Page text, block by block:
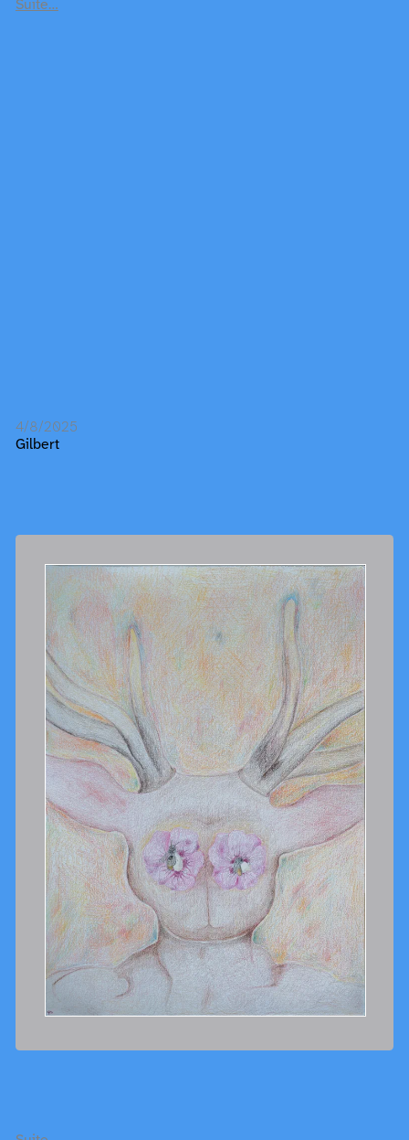
Suite…
4/8/2025
Gilbert